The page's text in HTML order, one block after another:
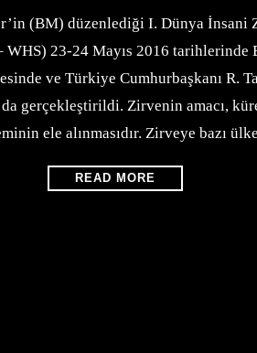
(BM) düzenlediği I. Dünya İnsani
WHS) 23-24 Mayıs 2016 tarihlerinde
ve Türkiye Cumhurbaşkanı R.
gerçekleştirildi. Zirvenin amacı,
ele alınmasıdır. Zirveye bazı ülke
READ MORE